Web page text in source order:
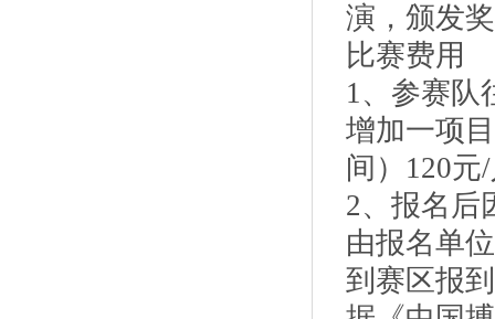
演，颁发
比赛费用
1、参赛队
增加一项
间）120元
2、报名后
由报名单
到赛区报